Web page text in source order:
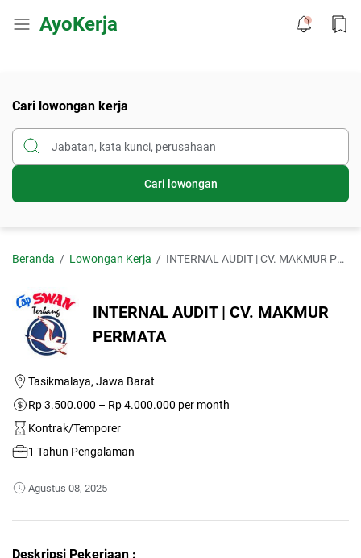
AyoKerja
Cari lowongan kerja
Cari lowongan
Beranda Lowongan Kerja INTERNAL AUDIT | CV. MAKMUR PERMATA
INTERNAL AUDIT | CV. MAKMUR
PERMATA
Tasikmalaya, Jawa Barat
Rp 3.500.000 – Rp 4.000.000 per month
Kontrak/Temporer
1 Tahun Pengalaman
Agustus 08, 2025
Deskripsi Pekerjaan :